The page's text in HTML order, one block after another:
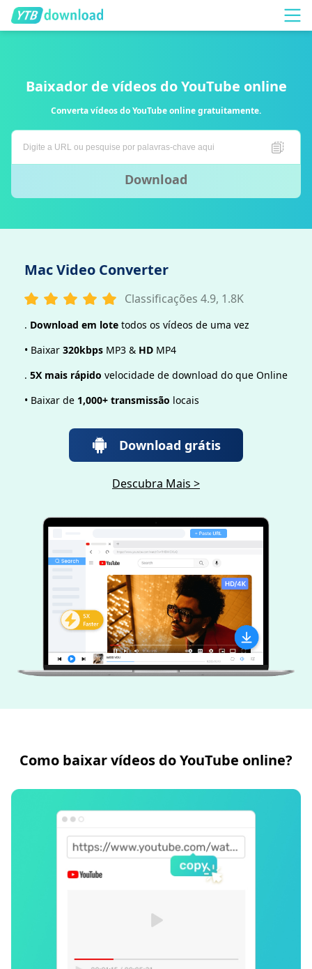
Baixador de vídeos do YouTube online
Converta vídeos do YouTube online gratuitamente.
Download
Mac Video Converter
Classificações 4.9, 1.8K
. Download em lote todos os vídeos de uma vez
• Baixar 320kbps MP3 & HD MP4
. 5X mais rápido velocidade de download do que Online
• Baixar de 1,000+ transmissão locais
Download grátis
Descubra Mais >
Como baixar vídeos do YouTube online?